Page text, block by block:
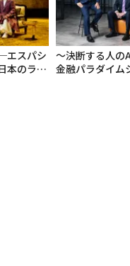
エスパシ
本のラグ
〜決断する人の
金融パラダイム